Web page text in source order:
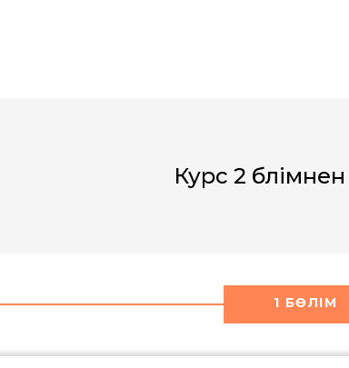
Курс 2
1 БӨЛІМ